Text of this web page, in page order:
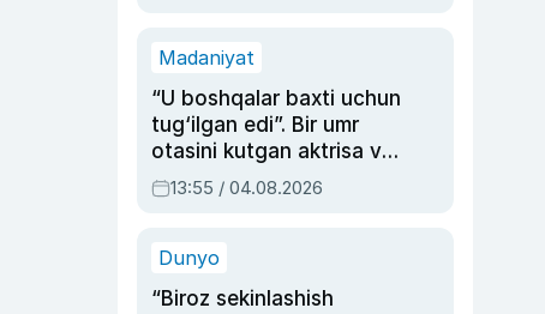
Madaniyat
“U boshqalar baxti uchun
tug‘ilgan edi”. Bir umr
otasini kutgan aktrisa va
dublyaj ustasi Rimma
Ahmedovaning
13:55 / 04.08.2026
Dunyo
“Biroz sekinlashish